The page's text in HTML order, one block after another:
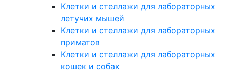
Клетки и стеллажи для лабораторных
летучих мышей
Клетки и стеллажи для лабораторных
приматов
Клетки и стеллажи для лабораторных
кошек и собак